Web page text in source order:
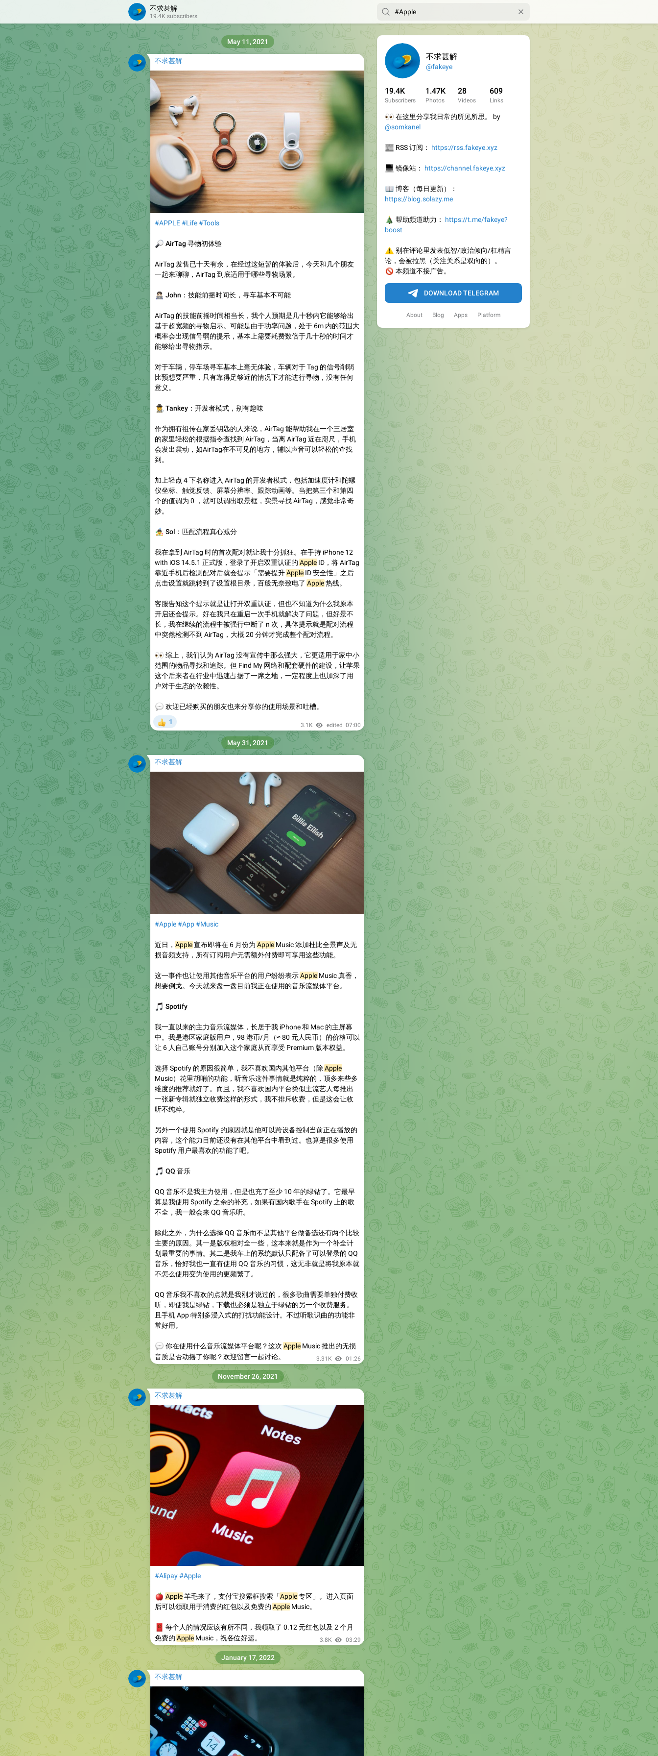
不求甚解
@fakeye
19.4K
Subscribers
1.47K
Photos
28
Videos
609
Links
👀在这里分享我日常的所见所思。 by
@somkanel
📰RSS 订阅： https://rss.fakeye.xyz
💻镜像站： https://channel.fakeye.xyz
📖博客（每日更新）：
https://blog.solazy.me
🎄帮助频道助力： https://t.me/fakeye?
boost
⚠️别在评论里发表低智/政治倾向/杠精言
论，会被拉黑（关注关系是双向的）。
🚫本频道不接广告。
DOWNLOAD TELEGRAM
About Blog Apps Platform
不求甚解
19.4K subscribers
不求甚解
#APPLE#Life#Tools
🔎AirTag 寻物初体验
AirTag 发售已十天有余，在经过这短暂的体验后，今天和几个朋友
一起来聊聊，AirTag 到底适用于哪些寻物场景。
🧑🏻‍💻John：技能前摇时间长，寻车基本不可能
AirTag 的技能前摇时间相当长，我个人预期是几十秒内它能够给出
基于超宽频的寻物启示。可能是由于功率问题，处于 6m 内的范围大
概率会出现信号弱的提示，基本上需要耗费数倍于几十秒的时间才
能够给出寻物指示。
对于车辆，停车场寻车基本上毫无体验，车辆对于 Tag 的信号削弱
比预想要严重，只有靠得足够近的情况下才能进行寻物，没有任何
意义。
🕵Tankey：开发者模式，别有趣味
作为拥有祖传在家丢钥匙的人来说，AirTag 能帮助我在一个三居室
的家里轻松的根据指令查找到 AirTag，当离 AirTag 近在咫尺，手机
会发出震动，如AirTag在不可见的地方，辅以声音可以轻松的查找
到。
加上轻点 4 下名称进入 AirTag 的开发者模式，包括加速度计和陀螺
仪坐标、触觉反馈、屏幕分辨率、跟踪动画等。当把第三个和第四
个的值调为 0 ，就可以调出取景框，实景寻找 AirTag，感觉非常奇
妙。
🤹‍♂️Sol：匹配流程真心减分
我在拿到 AirTag 时的首次配对就让我十分抓狂。在手持 iPhone 12
with iOS 14.5.1 正式版，登录了开启双重认证的 Apple ID，将 AirTag
靠近手机后检测配对后就会提示「需要提升Apple ID 安全性」之后
点击设置就跳转到了设置根目录，百般无奈致电了 Apple热线。
客服告知这个提示就是让打开双重认证，但也不知道为什么我原本
开启还会提示。好在我只在重启一次手机就解决了问题，但好景不
长，我在继续的流程中被强行中断了 n 次，具体提示就是配对流程
中突然检测不到 AirTag，大概 20 分钟才完成整个配对流程。
👀综上，我们认为 AirTag 没有宣传中那么强大，它更适用于家中小
范围的物品寻找和追踪。但 Find My 网络和配套硬件的建设，让苹果
这个后来者在行业中迅速占据了一席之地，一定程度上也加深了用
户对于生态的依赖性。
💬欢迎已经购买的朋友也来分享你的使用场景和吐槽。
👍
1 3.1K edited 07:00
May 11, 2021
不求甚解
#Apple#App#Music
近日， Apple宣布即将在 6 月份为 Apple Music 添加杜比全景声及无
损音频支持，所有订阅用户无需额外付费即可享用这些功能。
这一事件也让使用其他音乐平台的用户纷纷表示Apple Music 真香，
想要倒戈。今天就来盘一盘目前我正在使用的音乐流媒体平台。
🎵Spotify
我一直以来的主力音乐流媒体，长居于我 iPhone 和 Mac 的主屏幕
中。我是港区家庭版用户，98 港币/月（≈ 80 元人民币）的价格可以
让 6 人自己账号分别加入这个家庭从而享受 Premium 版本权益。
选择 Spotify 的原因很简单，我不喜欢国内其他平台（除 Apple
Music）花里胡哨的功能，听音乐这件事情就是纯粹的，顶多来些多
维度的推荐就好了。而且，我不喜欢国内平台类似主流艺人每推出
一张新专辑就独立收费这样的形式，我不排斥收费，但是这会让收
听不纯粹。
另外一个使用 Spotify 的原因就是他可以跨设备控制当前正在播放的
内容，这个能力目前还没有在其他平台中看到过。也算是很多使用
Spotify 用户最喜欢的功能了吧。
🎵QQ 音乐
QQ 音乐不是我主力使用，但是也充了至少 10 年的绿钻了。它最早
算是我使用 Spotify 之余的补充，如果有国内歌手在 Spotify 上的歌
不全，我一般会来 QQ 音乐听。
除此之外，为什么选择 QQ 音乐而不是其他平台做备选还有两个比较
主要的原因。其一是版权相对全一些，这本来就是作为一个补全计
划最重要的事情。其二是我车上的系统默认只配备了可以登录的 QQ
音乐，恰好我也一直有使用 QQ 音乐的习惯，这无非就是将我原本就
不怎么使用变为使用的更频繁了。
QQ 音乐我不喜欢的点就是我刚才说过的，很多歌曲需要单独付费收
听，即使我是绿钻，下载也必须是独立于绿钻的另一个收费服务。
且手机 App 特别多浸入式的打扰功能设计。不过听歌识曲的功能非
常好用。
💬你在使用什么音乐流媒体平台呢？这次 AppleMusic 推出的无损
音质是否动摇了你呢？欢迎留言一起讨论。
3.31K 01:26
May 31, 2021
不求甚解
#Alipay#Apple
🍎
Apple羊毛来了，支付宝搜索框搜索「Apple专区」。进入页面
后可以领取用于消费的红包以及免费的 Apple Music。
🧧每个人的情况应该有所不同，我领取了 0.12 元红包以及 2 个月
免费的 Apple Music，祝各位好运。 3.8K 03:29
November 26, 2021
不求甚解
January 17, 2022